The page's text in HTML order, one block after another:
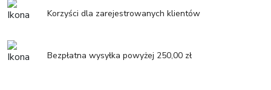
Korzyści dla zarejestrowanych klientów
Bezpłatna wysyłka powyżej 250,00 zł